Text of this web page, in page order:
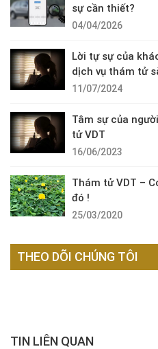
sự cần thiết?
04/04/2026
Lời tự sự của
dịch vụ thám tử
11/07/2024
Tâm sự của
tử VDT
16/06/2023
Thám tử VDT –
đó !
25/03/2020
THEO DÕI CHÚNG TÔI
TIN LIÊN QUAN